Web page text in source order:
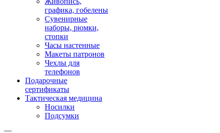
графика, гобелены
Сувенирные
наборы, рюмки,
стопки
Часы настенные
Макеты патронов
Чехлы для
телефонов
Подарочные
сертификаты
Тактическая медицина
Носилки
Подсумки